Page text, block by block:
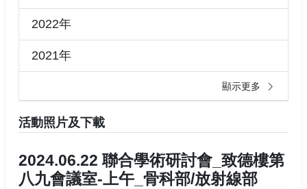
2022年
2021年
顯示更多
活動照片及下載
2024.06.22 聯合學術研討會_致德樓第
八九會議室-上午_骨科部/放射線部